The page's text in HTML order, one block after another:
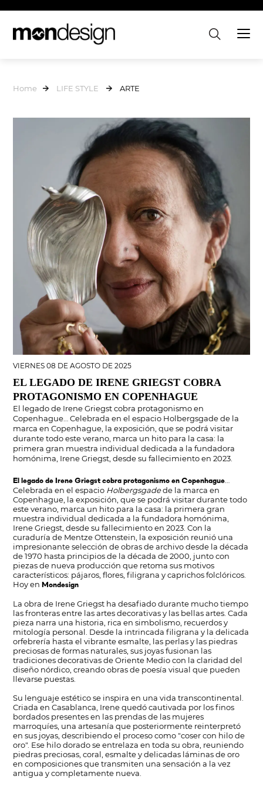
Home LIFE STYLE ARTE
VIERNES 08 DE AGOSTO DE 2025
EL LEGADO DE IRENE GRIEGST COBRA
PROTAGONISMO EN COPENHAGUE
El legado de Irene Griegst cobra protagonismo en
Copenhague… Celebrada en el espacio Holbergsgade de la
marca en Copenhague, la exposición, que se podrá visitar
durante todo este verano, marca un hito para la casa: la
primera gran muestra individual dedicada a la fundadora
homónima, Irene Griegst, desde su fallecimiento en 2023.
El legado de Irene Griegst cobra protagonismo en Copenhague
Celebrada en el espacio Holbergsgadede la marca en
Copenhague, la exposición, que se podrá visitar durante todo
este verano, marca un hito para la casa: la primera gran
muestra individual dedicada a la fundadora homónima,
Irene Griegst, desde su fallecimiento en 2023. Con la
curaduría de Mentze Ottenstein, la exposición reunió una
impresionante selección de obras de archivo desde la década
de 1970 hasta principios de la década de 2000, junto con
piezas de nueva producción que retoma sus motivos
característicos: pájaros, flores, filigrana y caprichos folclóricos.
Hoy enMondesign
La obra de Irene Griegst ha desafiado durante mucho tiempo
las fronteras entre las artes decorativas y las bellas artes. Cada
pieza narra una historia, rica en simbolismo, recuerdos y
mitología personal. Desde la intrincada filigrana y la delicada
orfebrería hasta el vibrante esmalte, las perlas y las piedras
preciosas de formas naturales, sus joyas fusionan las
tradiciones decorativas de Oriente Medio con la claridad del
diseño nórdico, creando obras de poesía visual que pueden
llevarse puestas.
Su lenguaje estético se inspira en una vida transcontinental.
Criada en Casablanca, Irene quedó cautivada por los finos
bordados presentes en las prendas de las mujeres
marroquíes, una artesanía que posteriormente reinterpretó
en sus joyas, describiendo el proceso como "coser con hilo de
oro". Ese hilo dorado se entrelaza en toda su obra, reuniendo
piedras preciosas, coral, esmalte y delicadas láminas de oro
en composiciones que transmiten una sensación a la vez
antigua y completamente nueva.